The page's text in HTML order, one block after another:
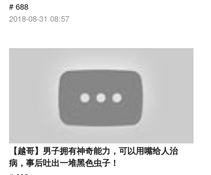
# 688
2018-08-31 08:57
【越哥】男子拥有神奇能力，可以用嘴给人治
病，事后吐出一堆黑色虫子！